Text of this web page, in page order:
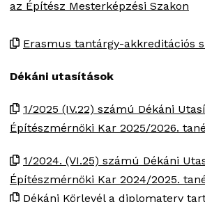
az Építész Mesterképzési Szakon
Erasmus tantárgy-akkreditációs
Dékáni utasítások
1/2025 (IV.22) számú Dékáni
Építészmérnöki Kar 2025/2026.
1/2024. (VI.25) számú Dékáni
Építészmérnöki Kar 2024/2025.
Dékáni Körlevél a diplomaterv